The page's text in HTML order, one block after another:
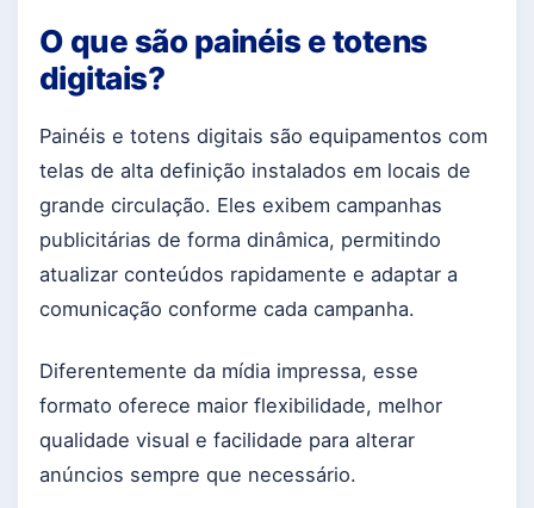
O que são painéis e totens
digitais?
Painéis e totens digitais são equipamentos com
telas de alta definição instalados em locais de
grande circulação. Eles exibem campanhas
publicitárias de forma dinâmica, permitindo
atualizar conteúdos rapidamente e adaptar a
comunicação conforme cada campanha.
Diferentemente da mídia impressa, esse
formato oferece maior flexibilidade, melhor
qualidade visual e facilidade para alterar
anúncios sempre que necessário.